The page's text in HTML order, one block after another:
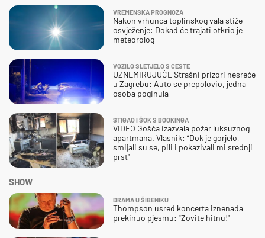
VREMENSKA PROGNOZA
Nakon vrhunca toplinskog vala stiže
osvježenje: Dokad će trajati otkrio je
meteorolog
VOZILO SLETJELO S CESTE
UZNEMIRUJUĆE Strašni prizori nesreće
u Zagrebu: Auto se prepolovio, jedna
osoba poginula
STIGAO I ŠOK S BOOKINGA
VIDEO Gošća izazvala požar luksuznog
apartmana. Vlasnik: “Dok je gorjelo,
smijali su se, pili i pokazivali mi srednji
prst"
SHOW
DRAMA U ŠIBENIKU
Thompson usred koncerta iznenada
prekinuo pjesmu: "Zovite hitnu!"